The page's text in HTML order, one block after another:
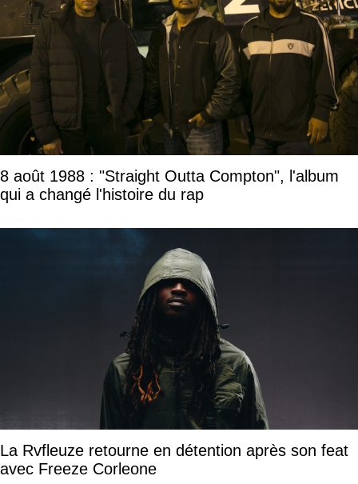
8 août 1988 : "Straight Outta Compton", l'album
qui a changé l'histoire du rap
La Rvfleuze retourne en détention après son feat
avec Freeze Corleone